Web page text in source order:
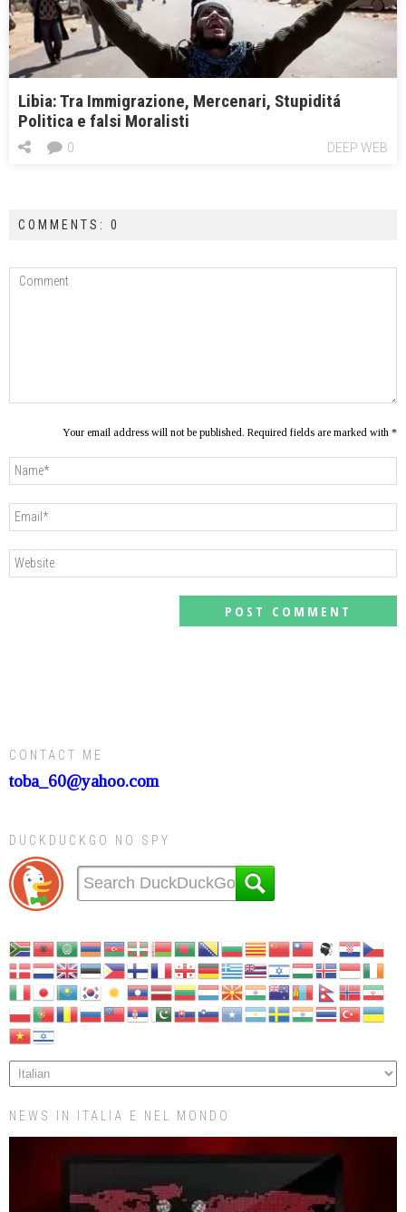
Libia: Tra Immigrazione, Mercenari, Stupiditá
Politica e falsi Moralisti
DEEP WEB
0
COMMENTS: 0
Your email address will not be published. Required fields are marked with *
CONTACT ME
toba_60@yahoo.com
DUCKDUCKGO NO SPY
NEWS IN ITALIA E NEL MONDO